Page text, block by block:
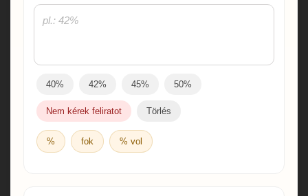
40% 42% 45% 50%
Nem kérek feliratot Törlés
% fok % vol